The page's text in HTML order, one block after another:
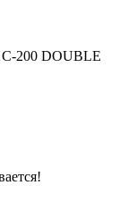
200 DOUBLE